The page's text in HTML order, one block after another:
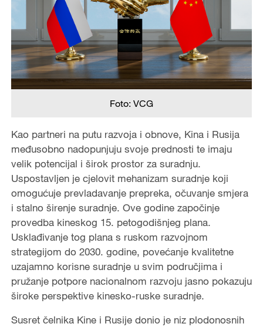
Foto: VCG
Kao partneri na putu razvoja i obnove, Kina i Rusija
međusobno nadopunjuju svoje prednosti te imaju
velik potencijal i širok prostor za suradnju.
Uspostavljen je cjelovit mehanizam suradnje koji
omogućuje prevladavanje prepreka, očuvanje smjera
i stalno širenje suradnje. Ove godine započinje
provedba kineskog 15. petogodišnjeg plana.
Usklađivanje tog plana s ruskom razvojnom
strategijom do 2030. godine, povećanje kvalitetne
uzajamno korisne suradnje u svim područjima i
pružanje potpore nacionalnom razvoju jasno pokazuju
široke perspektive kinesko-ruske suradnje.
Susret čelnika Kine i Rusije donio je niz plodonosnih